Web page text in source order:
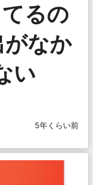
るの
なか
い
5年くらい前